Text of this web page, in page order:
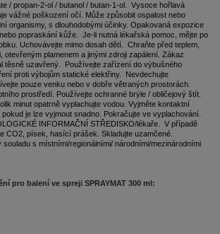
/ propan-2-ol / butanol / butan-1-ol.
Vysoce hořlavá
vážné poškození očí. Může způsobit ospalost nebo
organismy, s dlouhodobými účinky. Opakovaná expozice
popraskání kůže.
Je-li nutná lékařská pomoc, mějte po
Uchovávejte mimo dosah dětí.Chraňte před teplem,
otevřeným plamenem a jinými zdroji zapálení. Zákaz
těsně uzavřený. Používejte zařízení do výbušného
proti výbojům statické elektřiny. Nevdechujte
pouze venku nebo v dobře větraných prostorách.
prostředí.
Používejte ochranné brýle / obličejový štít.
minut opatrně vyplachujte vodou. Vyjměte kontaktní
je lze vyjmout snadno. Pokračujte ve vyplachování.
INFORMAČNÍ STŘEDISKO/lékaře. V případě
CO2, písek, hasící prášek.Skladujte uzamčené.
souladu s místními/regionálními/ národními/mezinárodními
pro balení ve spreji SPRAYMAT 300 ml: